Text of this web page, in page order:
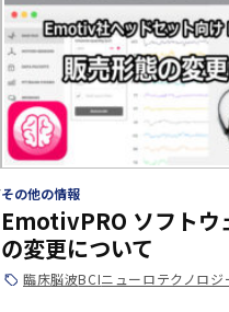
その他の情報
EmotivPRO ソフトウ
の変更について
臨床脳波BCIニューロテクノロジ